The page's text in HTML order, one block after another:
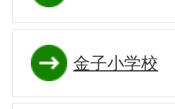
金子小学校